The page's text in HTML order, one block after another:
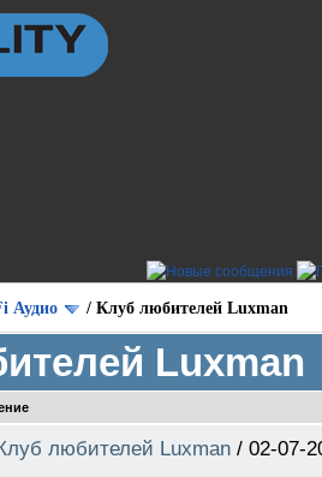
Аудио / Клуб любителей Luxman
Luxman
любителей Luxman / 02-07-